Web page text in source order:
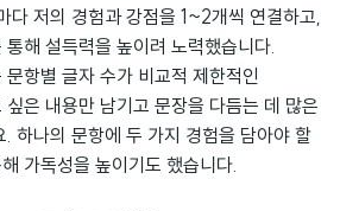
다 저의 경험과 강점을 1~2개씩 연결하고,
해 설득력을 높이려 노력했습니다.
항별 글자 수가 비교적 제한적인
은 내용만 남기고 문장을 다듬는 데 많은
하나의 문항에 두 가지 경험을 담아야 할
가독성을 높이기도 했습니다.